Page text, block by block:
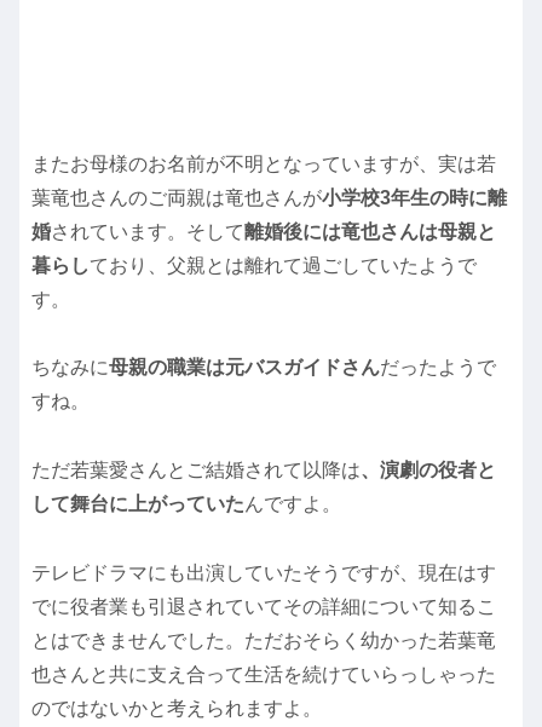
またお母様のお名前が不明となっていますが、実は若
葉竜也さんのご両親は竜也さんが小学校3年生の時に離
婚されています。そして離婚後には竜也さんは母親と
暮らしており、父親とは離れて過ごしていたようで
す。
ちなみに母親の職業は元バスガイドさんだったようで
すね。
ただ若葉愛さんとご結婚されて以降は、演劇の役者と
して舞台に上がっていたんですよ。
テレビドラマにも出演していたそうですが、現在はす
でに役者業も引退されていてその詳細について知るこ
とはできませんでした。ただおそらく幼かった若葉竜
也さんと共に支え合って生活を続けていらっしゃった
のではないかと考えられますよ。